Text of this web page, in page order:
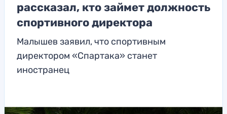
рассказал, кто займет должность
спортивного директора
Малышев заявил, что спортивным
директором «Спартака» станет
иностранец